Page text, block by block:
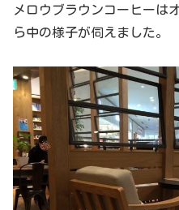
メロウブラウンコーヒーは
ら中の様子が伺えました。